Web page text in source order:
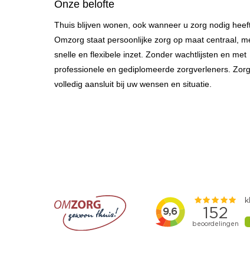
Onze belofte
Thuis blijven wonen, ook wanneer u zorg nodig
Omzorg staat persoonlijke zorg op maat centraal,
snelle en flexibele inzet. Zonder wachtlijsten en met
professionele en gediplomeerde zorgverleners.
volledig aansluit bij uw wensen en situatie.